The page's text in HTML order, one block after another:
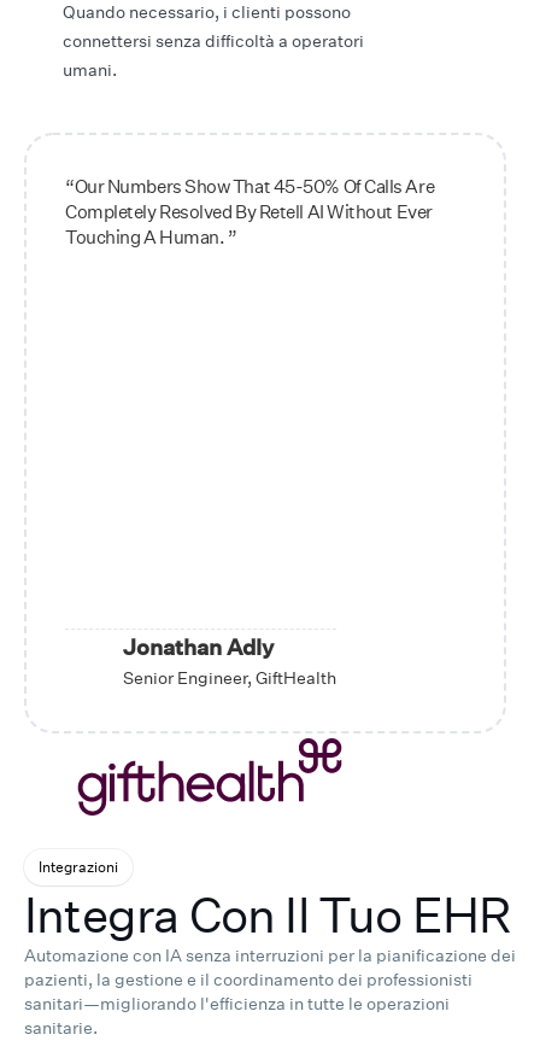
Quando necessario, i clienti possono
connettersi senza difficoltà a operatori
umani.
“Our Numbers Show That 45-50% Of Calls Are
Completely Resolved By Retell AI Without Ever
Touching A Human. ”
Jonathan Adly
Senior Engineer, GiftHealth
Integrazioni
Integra Con Il Tuo EHR
Automazione con IA senza interruzioni per la pianificazione dei
pazienti, la gestione e il coordinamento dei professionisti
sanitari—migliorando l'efficienza in tutte le operazioni
sanitarie.